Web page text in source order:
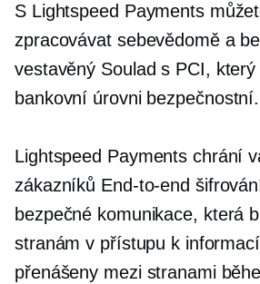
S Lightspeed Payments
zpracovávat sebevědomě a
vestavěný Soulad s PCI,
bankovní úrovnibezpečnostní.
Lightspeed Payments chrání
zákazníků End-to-end
bezpečné komunikace, která
stranám v přístupu k
přenášeny mezi stranami